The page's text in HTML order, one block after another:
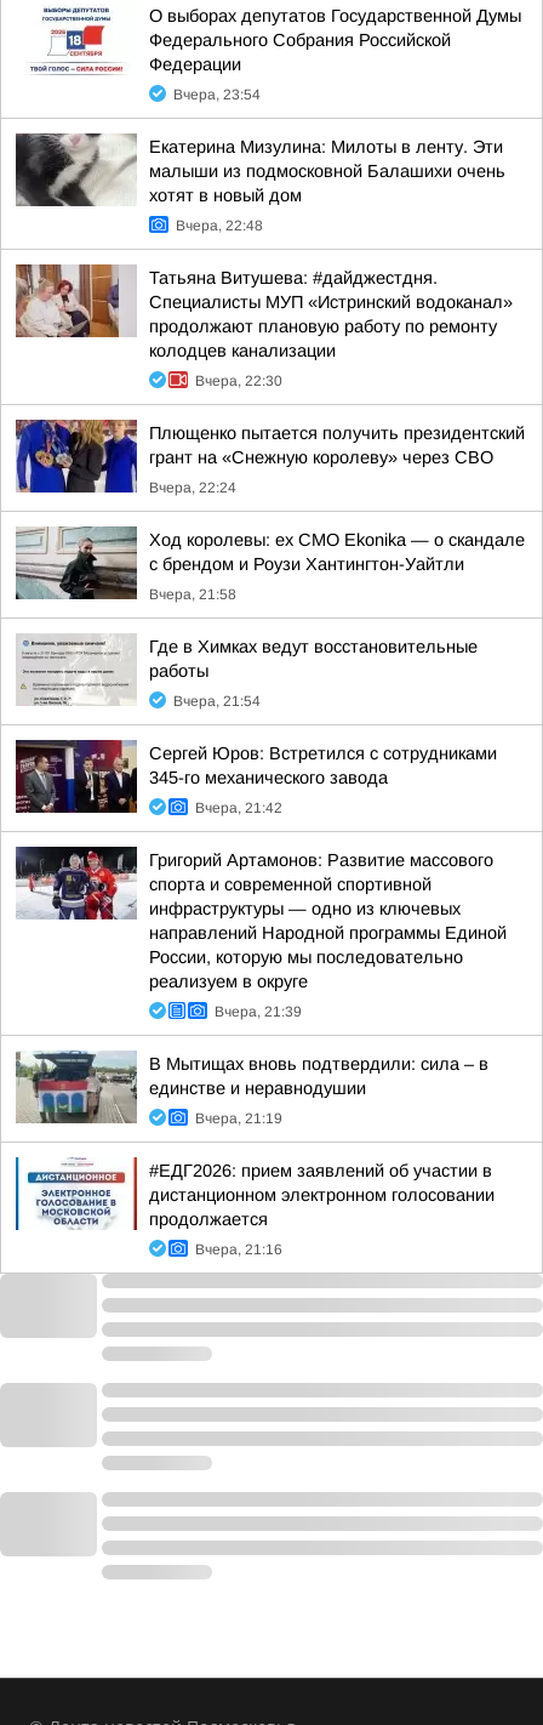
О выборах депутатов Государственной Думы
Федерального Собрания Российской
Федерации
Вчера, 23:54
Екатерина Мизулина: Милоты в ленту. Эти
малыши из подмосковной Балашихи очень
хотят в новый дом
Вчера, 22:48
Татьяна Витушева: #дайджестдня.
Специалисты МУП «Истринский водоканал»
продолжают плановую работу по ремонту
колодцев канализации
Вчера, 22:30
Плющенко пытается получить президентский
грант на «Снежную королеву» через СВО
Вчера, 22:24
Ход королевы: ex CMO Ekonika — о скандале
с брендом и Роузи Хантингтон-Уайтли
Вчера, 21:58
Где в Химках ведут восстановительные
работы
Вчера, 21:54
Сергей Юров: Встретился с сотрудниками
345-го механического завода
Вчера, 21:42
Григорий Артамонов: Развитие массового
спорта и современной спортивной
инфраструктуры — одно из ключевых
направлений Народной программы Единой
России, которую мы последовательно
реализуем в округе
Вчера, 21:39
В Мытищах вновь подтвердили: сила – в
единстве и неравнодушии
Вчера, 21:19
#ЕДГ2026: прием заявлений об участии в
дистанционном электронном голосовании
продолжается
Вчера, 21:16